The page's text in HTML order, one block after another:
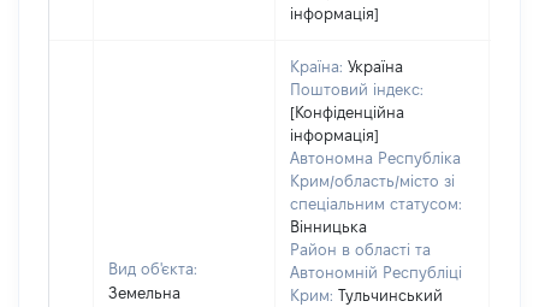
інформація]
Вид об'єкта:
Земельна
Країна: Україна
Поштовий індекс:
[Конфіденційна
інформація]
Автономна Республіка
Крим/область/місто зі
спеціальним статусом:
Вінницька
Район в області та
Автономній Республіці
Крим: Тульчинський